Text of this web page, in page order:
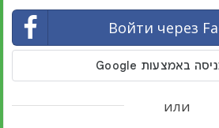
Войти через
или